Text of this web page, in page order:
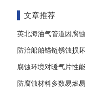
文章推荐
英北海油气管道因腐
防治船舶锚链锈蚀损
腐蚀环境对暖气片性
防腐蚀材料多数易燃